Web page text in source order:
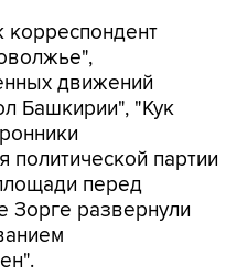
корреспондент
движений
Башкирии", "Кук
политической партии
перед
Зорге развернули